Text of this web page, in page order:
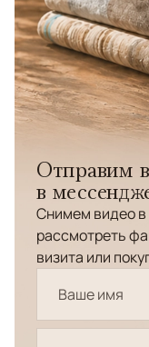
Отправим
в
Снимем видео
рассмотреть
визита или